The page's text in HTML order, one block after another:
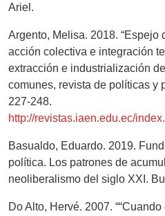
Ariel.
Argento, Melisa. 2018. “Espejo
acción colectiva e integración
extracción e industrialización
comunes, revista de políticas y
227-248.
http://revistas.iaen.edu.ec/index.php/
Basualdo, Eduardo. 2019.
política. Los patrones de
neoliberalismo del siglo XXI.
Do Alto, Hervé. 2007.